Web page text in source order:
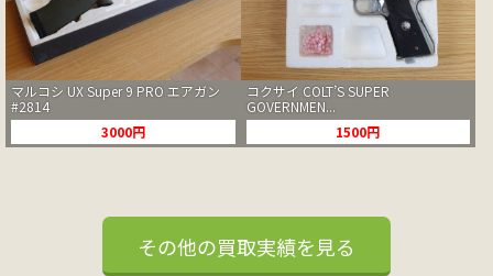
マルコシ UX Super 9 PRO エアガン
#2814
3000円
コクサイ COLT’S SUPER
GOVERNMEN...
1500円
その他の買取実績を見る